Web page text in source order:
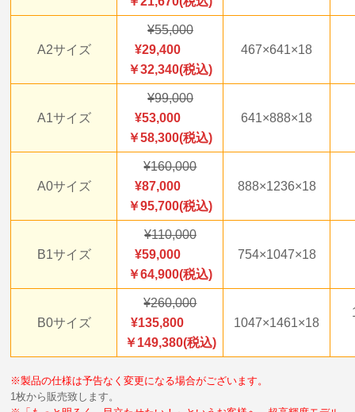
A2サイズ
55,000
29,400
￥32,340(税込)
467×641×18
A1サイズ
99,000
53,000
￥58,300(税込)
641×888×18
A0サイズ
160,000
87,000
￥95,700(税込)
888×1236×18
B1サイズ
110,000
59,000
￥64,900(税込)
754×1047×18
B0サイズ
260,000
135,800
￥149,380(税込)
1047×1461×18
※製品の仕様は予告なく変更になる場合がございます。
1枚から販売致します。